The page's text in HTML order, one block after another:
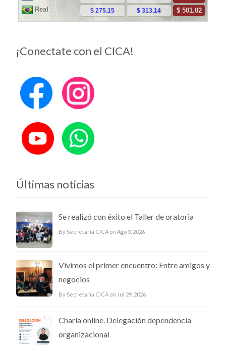
¡Conectate con el CICA!
Últimas noticias
Se realizó con éxito el Taller de oratoria
By Secretaría CICA on Ago 3, 2026
Vivimos el primer encuentro: Entre amigos y
negocios
By Secretaría CICA on Jul 29, 2026
Charla online. Delegación dependencia
organizacional